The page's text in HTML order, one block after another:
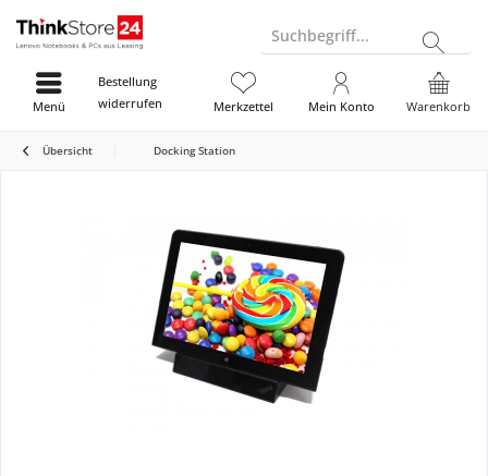
Suchbegriff...
Bestellung
widerrufen
Warenkorb
Merkzettel Mein Konto
Menü
Übersicht Docking Station